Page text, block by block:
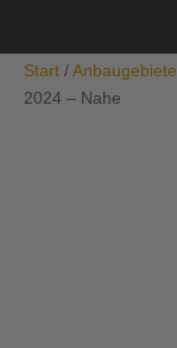
Start/Anbaugebiete
2024 – Nahe